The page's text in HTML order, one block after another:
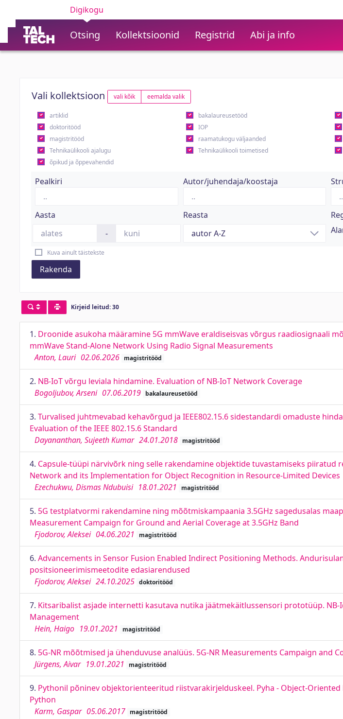
Digikogu
Otsing Kollektsioonid Registrid Abi ja info
Vali kollektsioon vali kõik eemalda valik
artiklid bakalaureusetööd
doktoritööd
IOP
magistritööd
raamatukogu väljaanded
Tehnikaülikooli ajalugu
Tehnikaülikooli toimetised
õpikud ja õppevahendid
Pealkiri Autor/juhendaja/koostaja
Aasta
-
Reasta
Kuva ainult täistekste
Rakenda
Kirjeid leitud: 30
1. Droonide asukoha määramine 5G mmWave eraldiseisvas võrgus raadiosignaali
mmWave Stand-Alone Network Using Radio Signal Measurements
Anton, Lauri 02.06.2026 magistritööd
2. NB-IoT võrgu leviala hindamine. Evaluation of NB-IoT Network Coverage
Bogoljubov, Arseni 07.06.2019 bakalaureusetööd
3. Turvalised juhtmevabad kehavõrgud ja IEEE802.15.6 sidestandardi omaduste
Evaluation of the IEEE 802.15.6 Standard
Dayananthan, Sujeeth Kumar 24.01.2018 magistritööd
4. Capsule-tüüpi närvivõrk ning selle rakendamine objektide tuvastamiseks piiratud
Network and its Implementation for Object Recognition in Resource-Limited Devices
Ezechukwu, Dismas Ndubuisi 18.01.2021 magistritööd
5. 5G testplatvormi rakendamine ning mõõtmiskampaania 3.5GHz sagedusalas
Measurement Campaign for Ground and Aerial Coverage at 3.5GHz Band
Fjodorov, Aleksei 04.06.2021 magistritööd
6. Advancements in Sensor Fusion Enabled Indirect Positioning Methods.
positsioneerimismeetodite edasiarendused
Fjodorov, Aleksei 24.10.2025 doktoritööd
7. Kitsaribalist asjade internetti kasutava nutika jäätmekäitlussensori prototüüp.
Management
Hein, Haigo 19.01.2021 magistritööd
8. 5G-NR mõõtmised ja ühenduvuse analüüs. 5G-NR Measurements Campaign and
Jürgens, Aivar 19.01.2021 magistritööd
9. Pythonil põninev objektorienteeritud riistvarakirjelduskeel. Pyha - Object-
Python
Karm, Gaspar 05.06.2017 magistritööd